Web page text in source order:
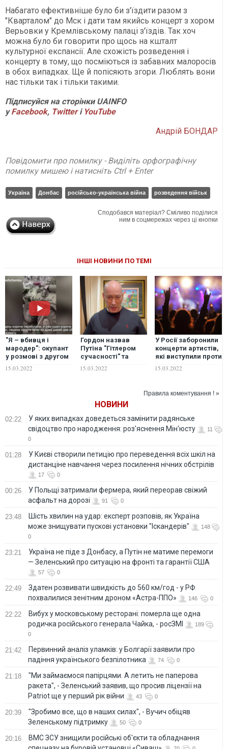
Набагато ефективніше було би з'їздити разом з
"Кварталом" до Мск і дати там якийсь концерт з хором
Верьовки у Кремлівському палаці з'їздів. Так хоч
можна було би говорити про щось на кшталт
культурної експансії. Але схожість розведення і
концерту в тому, що посміються із забавних малоросів
в обох випадках. Ще й попісяють згори. Люблять вони
нас тільки так і тільки такими.
Підписуйся на сторінки UAINFO
уFacebook, Twitter і YouTube
Андрій БОНДАР
Повідомити про помилку - Виділіть орфографічну
помилку мишею і натисніть Ctrl + Enter
Україна Донбас російсько-українська війна розведення військ
Сподобався матеріал? Сміливо поділися
ним в соцмережах через ці кнопки
ІНШІ НОВИНИ ПО ТЕМІ
"Я – вбивця і
мародер": окупант
у розмові з другом
зізнання
15.03.2022
Гордон назвав
Путіна "Гітлером
сучасності" та
російській
15.03.2022
У Росії заборонили
концерти артистів,
які виступили проти
15.03.2022
Правила коментування ! »
НОВИНИ
02:22
У яких випадках доведеться замінити радянське
свідоцтво про народження: роз'яснення Мін'юсту
11
0
01:28
У Києві створили петицію про переведення всіх шкіл на
дистанціне навчання через посилення нічних обстрілів
17 0
00:26
У Польщі затримали фермера, який переорав свіжий
асфальт на дорозі
91 0
23:48
Шість хвилин на удар: експерт розповів, як Україна
може знищувати пускові установки "Іскандерів"
148
0
23:21
Україна не піде з Донбасу, а Путін не матиме перемоги
— Зеленський про ситуацію на фронті та гарантії США
57 0
22:49
Здатен розвивати швидкість до 560 км/год - у РФ
похвалилися зенітним дроном «Астра-ППО»
146 0
22:22
Вибух у московському ресторані: померла ще одна
родичка російського генерала Чайка, - росЗМІ
189
0
21:42
Первинний аналіз уламків: у Болгарії заявили про
падіння українського безпілотника
74 0
21:18
"Ми займаємося папірцями. А летить не паперова
ракета", - Зеленський заявив, що просив ліцензії на
Patriot ще у перший рік війни
43 0
20:39
"Зробимо все, що в наших силах", - Вучич обіцяв
Зеленському підтримку
50 0
20:16
ВМС ЗСУ знищили російські об'єкти та обладнання